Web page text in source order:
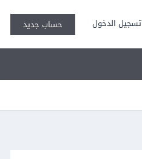
تسجيل الدخول حساب جديد